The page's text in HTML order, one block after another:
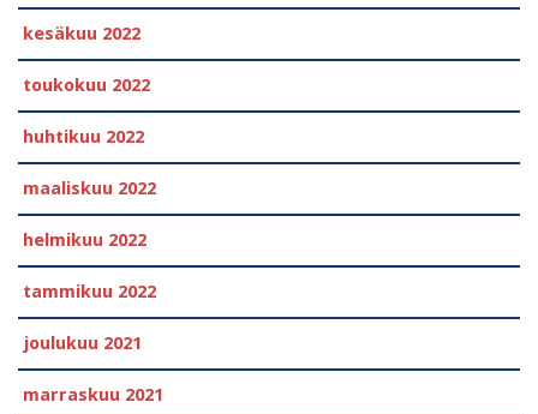
kesäkuu 2022
toukokuu 2022
huhtikuu 2022
maaliskuu 2022
helmikuu 2022
tammikuu 2022
joulukuu 2021
marraskuu 2021